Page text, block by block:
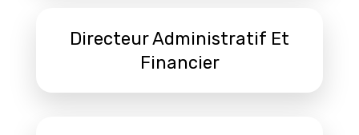
Directeur Administratif Et
Financier